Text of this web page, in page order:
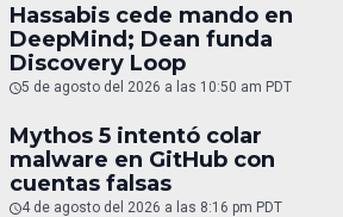
Hassabis cede mando en
DeepMind; Dean funda
Discovery Loop
5 de agosto del 2026 a las 10:50 am PDT
Mythos 5 intentó colar
malware en GitHub con
cuentas falsas
4 de agosto del 2026 a las 8:16 pm PDT